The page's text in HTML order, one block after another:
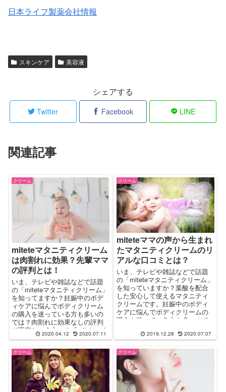
日本ライフ製薬会社情報
スキンケア 美容液
シェアする
Twitter Facebook LINE
関連記事
クリーム
miteteマタニティクリーム
は肉割れに効果？先輩ママ
の評判とは！
いま、テレビや雑誌などで話題
の「miteteマタニティクリーム」
を知ってますか？妊娠中のボデ
ィケアに悩んでボディクリーム
の購入を迷っている方も多いの
では？肉割れに効果なしの評判
が不安という方へ！『miteteマタ
ニティクリームって実際どうな
果があるの？ってところを解
説。
2020.04.12 2020.07.11
クリーム
miteteママの声から生まれ
たマタニティクリームのリ
アルな口コミとは？
いま、テレビや雑誌などで話題
の「miteteマタニティクリーム」
を知っていますか？葉酸を配合
した安心して使えるマタニティ
クリームです。妊娠中のボディ
ケアに悩んでボディクリームの
購入を迷っている方も多いので
サイトの評判が不安という方
へ。ちょっと気になる口コミを
解説します。
2019.12.28 2020.07.07
クリーム クリーム